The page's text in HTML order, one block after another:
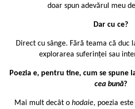
doar spun adevărul meu
Dar cu ce?
Direct cu sânge. Fără teama că duc
explorarea suferinței sau
Poezia e, pentru tine, cum se spune
cea bună?
Mai mult decât o hodaie, poezia